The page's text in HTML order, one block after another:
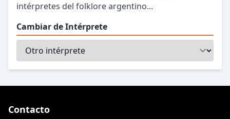
intérpretes del folklore argentino...
Cambiar de Intérprete
Contacto